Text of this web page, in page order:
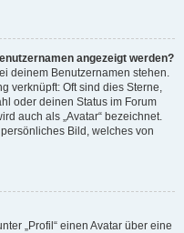
angezeigt werden?
deinem Benutzernamen stehen.
verknüpft: Oft sind dies Sterne,
oder deinen Status im Forum
auch als „Avatar“ bezeichnet.
Bild, welches von
„Profil“ einen Avatar über eine